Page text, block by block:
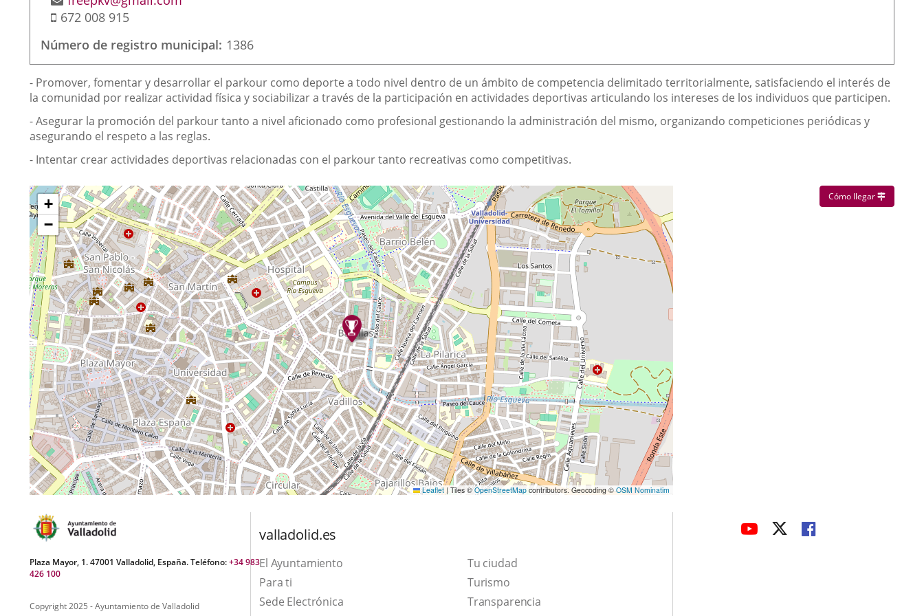
de
electrónico
Móvil
672 008 915
Número de registro municipal 1386
Finalidad
de
la
asociación
- Promover, fomentar y desarrollar el parkour como deporte a todo nivel dentro de un ámbito de competencia delimitado territorialmente, satisfaciendo el interés de
la comunidad por realizar actividad física y sociabilizar a través de la participación en actividades deportivas articulando los intereses de los individuos que participen.
- Asegurar la promoción del parkour tanto a nivel aficionado como profesional gestionando la administración del mismo, organizando competiciones periódicas y
asegurando el respeto a las reglas.
- Intentar crear actividades deportivas relacionadas con el parkour tanto recreativas como competitivas.
¿Dónde
estamos?
Saltar
mapa
+
−
Leaflet | Tiles ©OpenStreetMap contributors. Geocoding ©OSM Nominatim
Cómo llegar Enlace a
Plaza Mayor, 1. 47001 Valladolid, España. Teléfono:+34 983
426 100
Copyright 2025 - Ayuntamiento de Valladolid
valladolid.es
El Ayuntamiento
Tu ciudad
Para ti
TurismoEste
enlace
Sede ElectrónicaEnlace
Transparencia
ENLACEENLACEENLACE